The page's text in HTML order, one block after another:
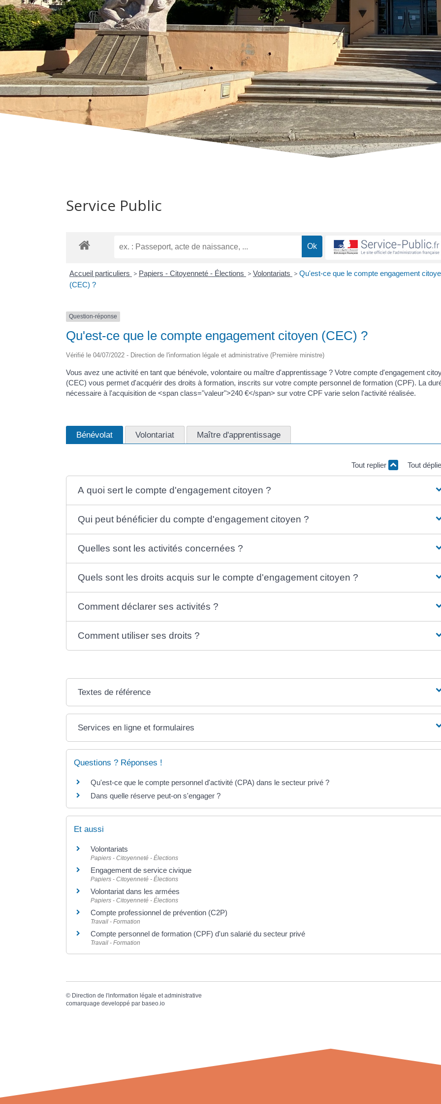
Service Public
Accueil particuliers > Papiers - Citoyenneté - Élections > Volontariats > Qu'est-ce que le compte engagement
(CEC) ?
Question-réponse
Qu'est-ce que le compte engagement citoyen (CEC) ?
Vérifié le 04/07/2022 - Direction de l'information légale et administrative (Première ministre)
Vous avez une activité en tant que bénévole, volontaire ou maître d'apprentissage ? Votre compte d'engagement
(CEC) vous permet d'acquérir des droits à formation, inscrits sur votre compte personnel de formation (CPF). La
nécessaire à l'acquisition de <span class="valeur">240 €</span> sur votre CPF varie selon l'activité réalisée.
Bénévolat Volontariat Maître d'apprentissage
Tout replier Tout
A quoi sert le compte d'engagement citoyen ?
Qui peut bénéficier du compte d'engagement citoyen ?
Quelles sont les activités concernées ?
Quels sont les droits acquis sur le compte d'engagement citoyen ?
Comment déclarer ses activités ?
Comment utiliser ses droits ?
Textes de référence
Services en ligne et formulaires
Questions ? Réponses !
Qu'est-ce que le compte personnel d'activité (CPA) dans le secteur privé ?
Dans quelle réserve peut-on s'engager ?
Et aussi
Volontariats
Papiers - Citoyenneté - Élections
Engagement de service civique
Papiers - Citoyenneté - Élections
Volontariat dans les armées
Papiers - Citoyenneté - Élections
Compte professionnel de prévention (C2P)
Travail - Formation
Compte personnel de formation (CPF) d'un salarié du secteur privé
Travail - Formation
© Direction de l'information légale et administrative
comarquage developpé par baseo.io